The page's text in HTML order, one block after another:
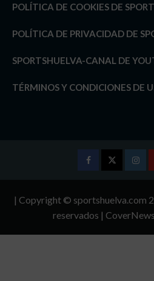
POLÍTICA DE COOKIES DE
POLÍTICA DE PRIVACIDAD DE
SPORTSHUELVA-CANAL DE
TÉRMINOS Y CONDICIONES DE
| Copyright © sportshuelva.com
reservados | CoverNews